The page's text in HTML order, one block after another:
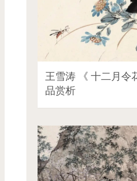
王雪涛 《 十二月令
品赏析